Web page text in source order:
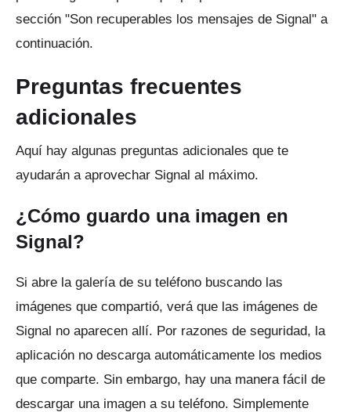
sección "Son recuperables los mensajes de Signal" a
continuación.
Preguntas frecuentes
adicionales
Aquí hay algunas preguntas adicionales que te
ayudarán a aprovechar Signal al máximo.
¿Cómo guardo una imagen en
Signal?
Si abre la galería de su teléfono buscando las
imágenes que compartió, verá que las imágenes de
Signal no aparecen allí. Por razones de seguridad, la
aplicación no descarga automáticamente los medios
que comparte. Sin embargo, hay una manera fácil de
descargar una imagen a su teléfono. Simplemente